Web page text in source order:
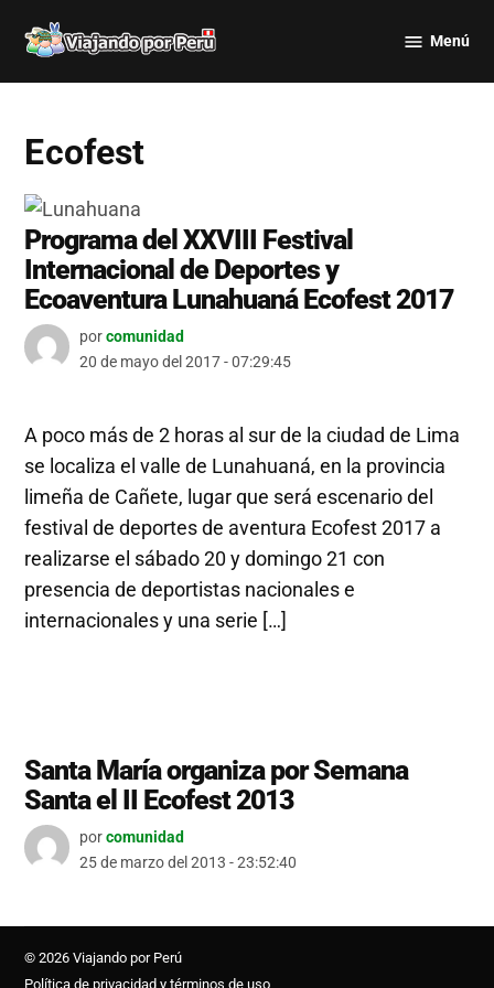
por Perú
Menú
Ecofest
Programa del XXVIII Festival
Internacional de Deportes y
Ecoaventura Lunahuaná Ecofest 2017
porcomunidad
20 de mayo del 2017 - 07:29:45
A poco más de 2 horas al sur de la ciudad de Lima
se localiza el valle de Lunahuaná, en la provincia
limeña de Cañete, lugar que será escenario del
festival de deportes de aventura Ecofest 2017 a
realizarse el sábado 20 y domingo 21 con
presencia de deportistas nacionales e
internacionales y una serie […]
Santa María organiza por Semana
Santa el II Ecofest 2013
porcomunidad
25 de marzo del 2013 - 23:52:40
© 2026 Viajando por Perú
Política de privacidad y términos de uso